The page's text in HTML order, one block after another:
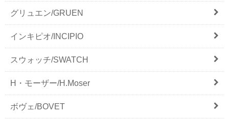
グリュエン/GRUEN
インキピオ/INCIPIO
スウォッチ/SWATCH
H・モーザー/H.Moser
ボヴェ/BOVET